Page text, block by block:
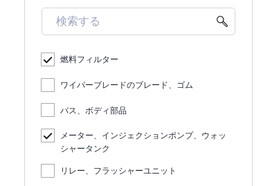
燃料フィルター
ワイパーブレードのブレード、ゴム
バス、ボディ部品
メーター、インジェクションポンプ、ウォッ
シャータンク
リレー、フラッシャーユニット